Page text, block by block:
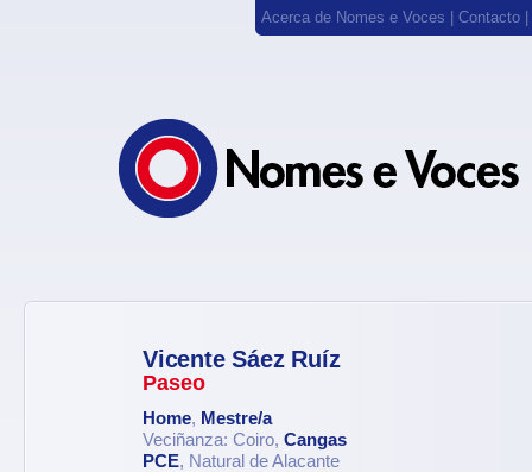
Acerca de Nomes e Voces Contacto
Vicente Sáez Ruíz
Paseo
Home, Mestre/a
Veciñanza: Coiro, Cangas
PCE, Natural de Alacante